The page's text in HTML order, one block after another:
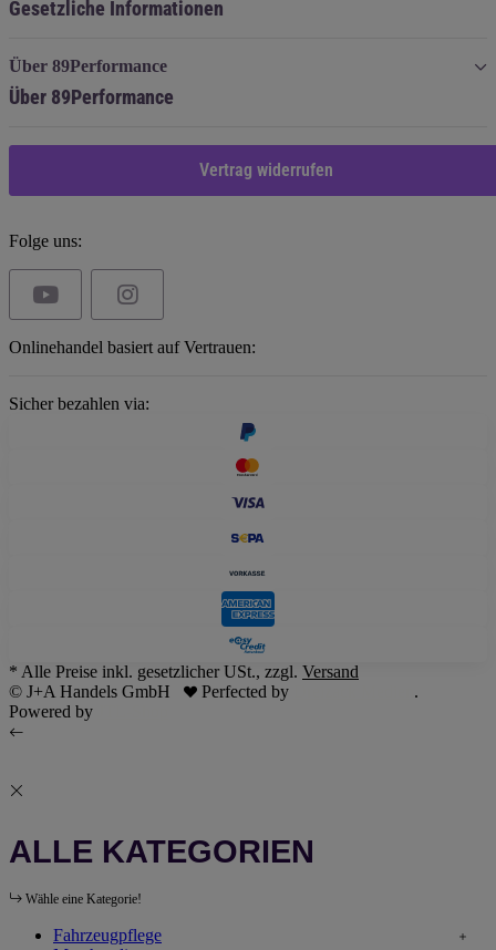
Gesetzliche Informationen
Über 89Performance
Über 89Performance
Vertrag widerrufen
Folge uns:
Onlinehandel basiert auf Vertrauen:
Sicher bezahlen via:
* Alle Preise inkl. gesetzlicher USt., zzgl. Versand
© J+A Handels GmbH
Perfected by
.
Powered by
ALLE KATEGORIEN
Wähle eine Kategorie!
Fahrzeugpflege